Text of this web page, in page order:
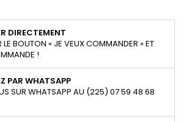
DIRECTEMENT
LE BOUTON « JE VEUX COMMANDER » ET
!
PAR WHATSAPP
SUR WHATSAPP AU (225) 07 59 48 68